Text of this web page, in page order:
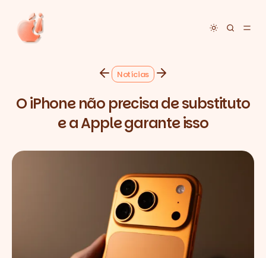
Toggle
Notícias
O iPhone não precisa de substituto
e a Apple garante isso